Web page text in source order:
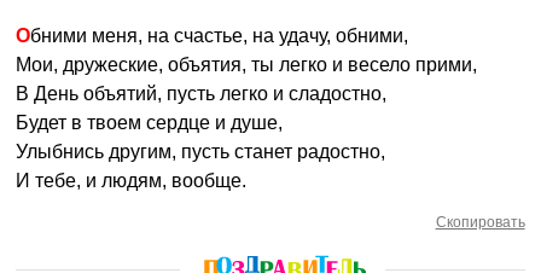
Обними меня, на счастье, на удачу, обними,
Мои, дружеские, объятия, ты легко и весело прими,
В День объятий, пусть легко и сладостно,
Будет в твоем сердце и душе,
Улыбнись другим, пусть станет радостно,
И тебе, и людям, вообще.
Скопировать